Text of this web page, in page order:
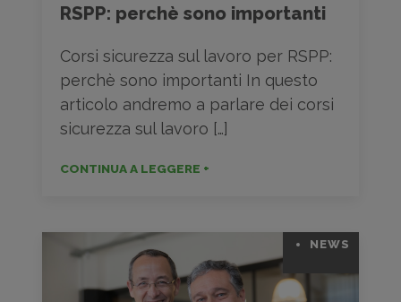
RSPP: perchè sono importanti
Corsi sicurezza sul lavoro per RSPP:
perchè sono importanti In questo
articolo andremo a parlare dei corsi
sicurezza sul lavoro […]
CONTINUA A LEGGERE +
NEWS